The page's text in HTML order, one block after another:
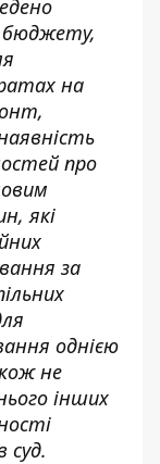
бюджету,
на
про
які
за
однією
не
інших
суд.